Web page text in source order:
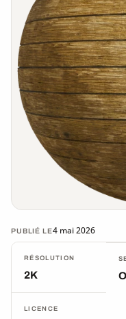
PUBLIÉ LE4 mai 2026
RÉSOLUTION
2K
LICENCE